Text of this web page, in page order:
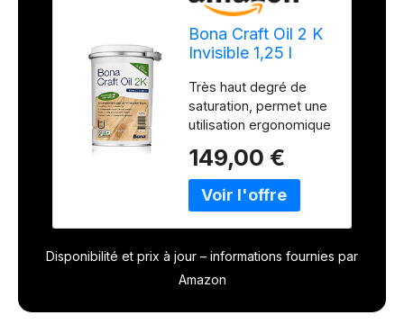
Bona Craft Oil 2 K
Invisible 1,25 l
parquet
Très haut degré de
saturation, permet une
utilisation ergonomique
en caoutchouc, très
faible odeur et faible
teneur en solvants,
être peint avec Bona
Traffic, Bona Traffic HD,
antidérapant R10 selon
149,00 €
Disponibilité et prix à jour – informations fournies par
Amazon